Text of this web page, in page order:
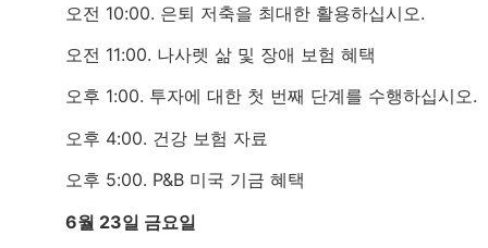
오전 10:00. 은퇴 저축을 최대한 활용하십시오.
오전 11:00. 나사렛 삶 및 장애 보험 혜택
오후 1:00. 투자에 대한 첫 번째 단계를 수행하십시오.
오후 4:00. 건강 보험 자료
오후 5:00. P&B 미국 기금 혜택
6월 23일 금요일